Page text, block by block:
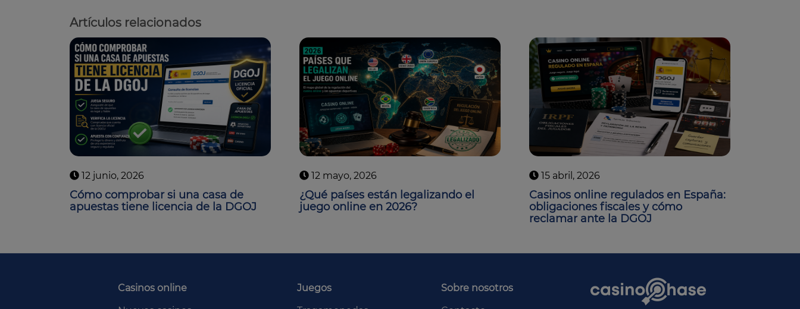
Artículos relacionados
12 junio, 2026
Cómo comprobar si una casa de
apuestas tiene licencia de la DGOJ
12 mayo, 2026
¿Qué países están legalizando el
juego online en 2026?
15 abril, 2026
Casinos online regulados en España:
obligaciones fiscales y cómo
reclamar ante la DGOJ
Casinos online
Juegos
Sobre nosotros